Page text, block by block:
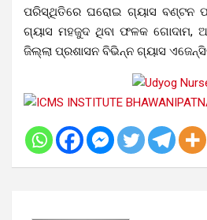
ପରିସ୍ଥିତିରେ ଘରୋଇ ଗ୍ୟାସ ବଣ୍ଟନ
ଗ୍ୟାସ ମହଜୁଦ ଥିବା ଫଳକ ଗୋଦାମ,
ଜିଲ୍ଲା ପ୍ରଶାସନ ବିଭିନ୍ନ ଗ୍ୟାସ